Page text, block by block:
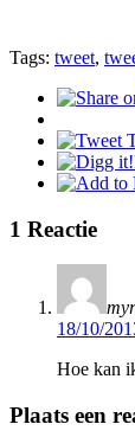
Tags: tweet,
1 Reactie
18/10/
Hoe kan
Plaats een